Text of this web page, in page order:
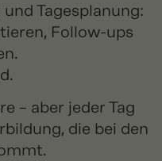
Tagesplanung:
Follow-ups
– aber jeder Tag
die bei den